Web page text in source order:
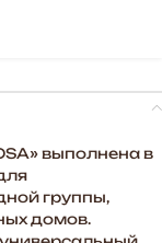
выполнена в
группы,
домов.